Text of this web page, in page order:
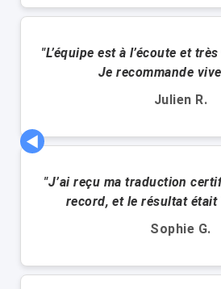
"L’équipe est à l’écoute et
Je recommande
Julien R.
"J’ai reçu ma traduction
record, et le résultat était
Sophie G.
◀